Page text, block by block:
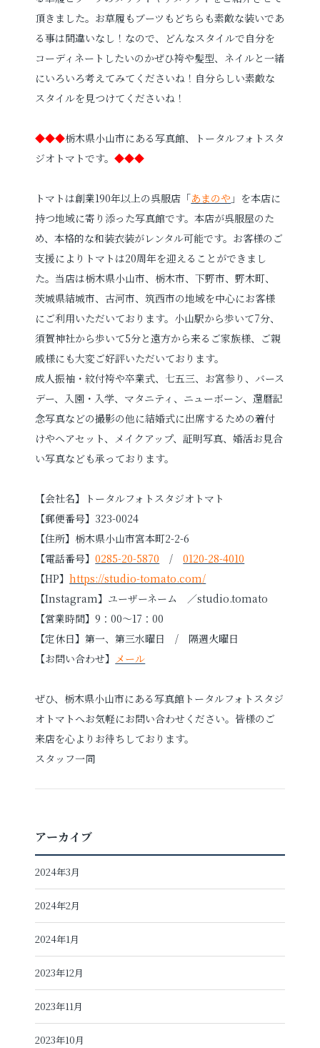
頂きました。お草履もブーツもどちらも素敵な装いであ
る事は間違いなし！なので、どんなスタイルで自分を
コーディネートしたいのかぜひ袴や髪型、ネイルと一緒
にいろいろ考えてみてくださいね！自分らしい素敵な
スタイルを見つけてくださいね！
◆◆◆栃木県小山市にある写真館、トータルフォトスタ
ジオトマトです。◆◆◆
トマトは創業190年以上の呉服店「あまのや 」を本店に
持つ地域に寄り添った写真館です。本店が呉服屋のた
め、本格的な和装衣装がレンタル可能です。お客様のご
支援によりトマトは20周年を迎えることができまし
た。当店は栃木県小山市、栃木市、下野市、野木町、
茨城県結城市、古河市、筑西市の地域を中心にお客様
にご利用いただいております。小山駅から歩いて7分、
須賀神社から歩いて5分と遠方から来るご家族様、ご親
戚様にも大変ご好評いただいております。
成人振袖・紋付袴や卒業式、七五三、お宮参り、バース
デー、入園・入学、マタニティ、ニューボーン、還暦記
念写真などの撮影の他に結婚式に出席するための着付
けやヘアセット、メイクアップ、証明写真、婚活お見合
い写真なども承っております。
【会社名】トータルフォトスタジオトマト
【郵便番号】323-0024
【住所】栃木県小山市宮本町2-2-6
【電話番号】0285-20-5870 /0120-28-4010
【HP】https://studio-tomato.com/
【Instagram】ユーザーネーム ／studio.tomato
【営業時間】9：00～17：00
【定休日】第一、第三水曜日 / 隔週火曜日
【お問い合わせ】 メール
ぜひ、栃木県小山市にある写真館トータルフォトスタジ
オトマトへお気軽にお問い合わせください。皆様のご
来店を心よりお待ちしております。
スタッフ一同
アーカイブ
2024年3月
2024年2月
2024年1月
2023年12月
2023年11月
2023年10月